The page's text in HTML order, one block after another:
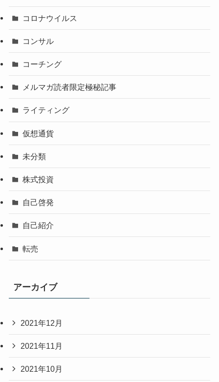
コロナウイルス
コンサル
コーチング
メルマガ読者限定極秘記事
ライティング
仮想通貨
未分類
株式投資
自己啓発
自己紹介
転売
アーカイブ
2021年12月
2021年11月
2021年10月